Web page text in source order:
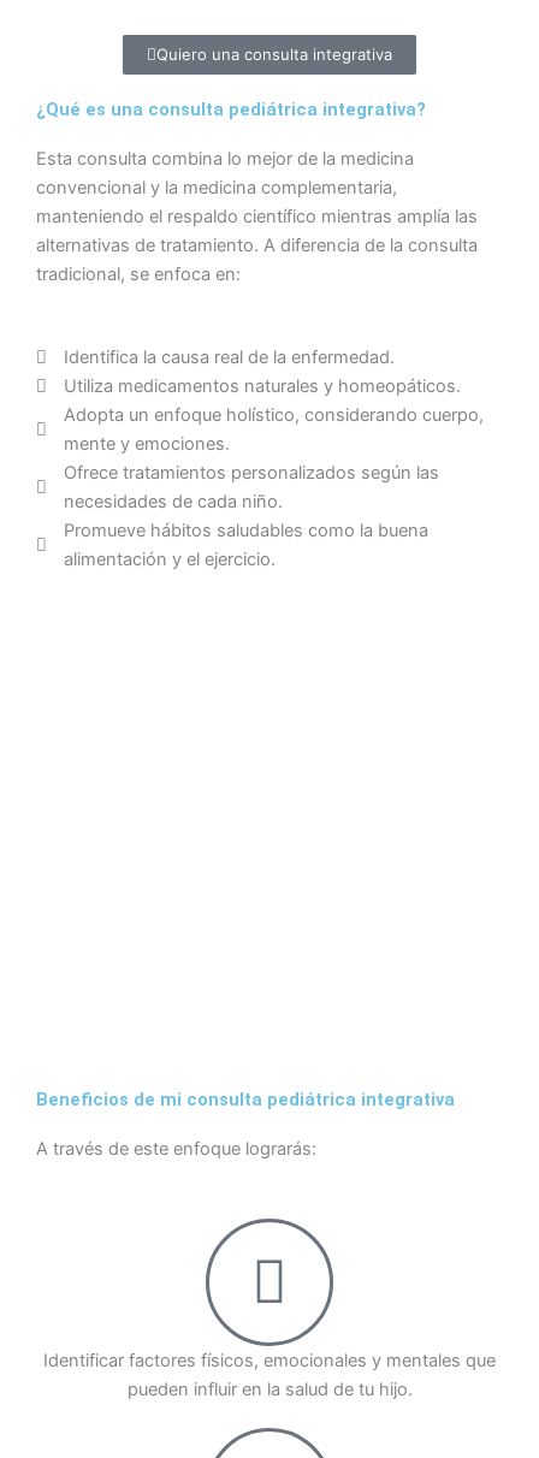
Quiero una consulta integrativa
¿Qué es una consulta pediátrica integrativa?
Esta consulta combina lo mejor de la medicina
convencional y la medicina complementaria,
manteniendo el respaldo científico mientras amplía las
alternativas de tratamiento. A diferencia de la consulta
tradicional, se enfoca en:
Identifica la causa real de la enfermedad.
Utiliza medicamentos naturales y homeopáticos.
Adopta un enfoque holístico, considerando cuerpo,
mente y emociones.
Ofrece tratamientos personalizados según las
necesidades de cada niño.
Promueve hábitos saludables como la buena
alimentación y el ejercicio.
Beneficios de mi consulta pediátrica integrativa
A través de este enfoque lograrás:
Identificar factores físicos, emocionales y mentales que
pueden influir en la salud de tu hijo.